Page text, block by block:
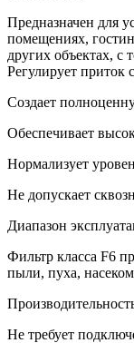
Предназначен для
помещениях,
других объектах, с
Регулирует приток
Создает
Обеспечивает
Нормализует
Не допускает
Диапазон
Фильтр класса F6
пыли, пуха,
Не требует